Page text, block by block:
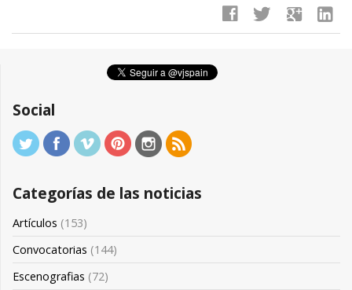
facebook twitter google linkedin
Social
Categorías de las noticias
Artículos (153)
Convocatorias (144)
Escenografias (72)